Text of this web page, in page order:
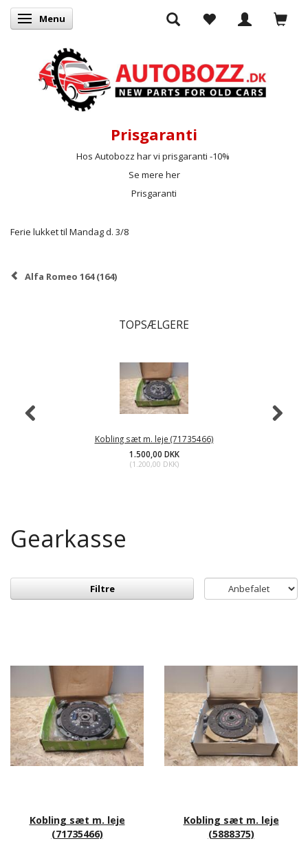
Skifte navigation
Menu
Prisgaranti
Hos Autobozz har vi prisgaranti -10%
Se mere her
Prisgaranti
Ferie lukket til Mandag d. 3/8
Alfa Romeo 164 (164)
TOPSÆLGERE
Kobling sæt m. leje (71735466)
1.500,00 DKK
(1.200,00 DKK)
Gearkasse
Filtre
Kobling sæt m. leje
(71735466)
Kobling sæt m. leje
(5888375)